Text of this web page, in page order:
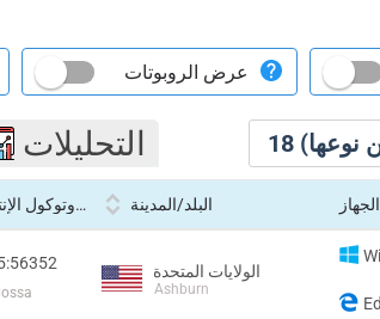
18 نوعها)
عرض الروبوتات
التحليلات
بروتوكول الإنترنت/المزود البلد/المدينة الجهاز
الولايات المتحدة
Ashburn